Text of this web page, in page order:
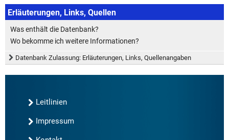
Erläuterungen, Links, Quellen
Was enthält die Datenbank?
Wo bekomme ich weitere Informationen?
Datenbank Zulassung: Erläuterungen, Links, Quellenangaben
Leitlinien
Impressum